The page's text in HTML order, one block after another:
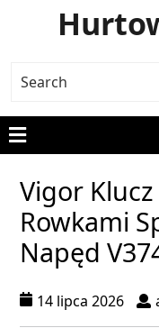
Vigor
Rowkami
Napęd
14 lipca 2026